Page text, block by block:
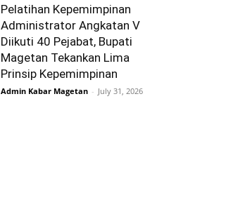
Pelatihan Kepemimpinan
Administrator Angkatan V
Diikuti 40 Pejabat, Bupati
Magetan Tekankan Lima
Prinsip Kepemimpinan
Admin Kabar Magetan - July 31, 2026